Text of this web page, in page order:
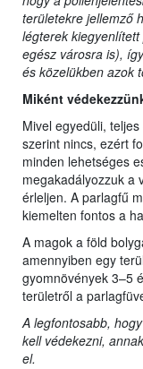
területekre jellemző
légterek
egész városra is),
és közelükben azok
Miként
Mivel egyedüli,
szerint nincs, ezért
minden lehetséges
megakadályozzuk a
érleljen. A parlagfű
kiemelten fontos a
A magok a föld
amennyiben egy
gyomnövények 3–5
területről a
A legfontosabb,
kell védekezni,
el.